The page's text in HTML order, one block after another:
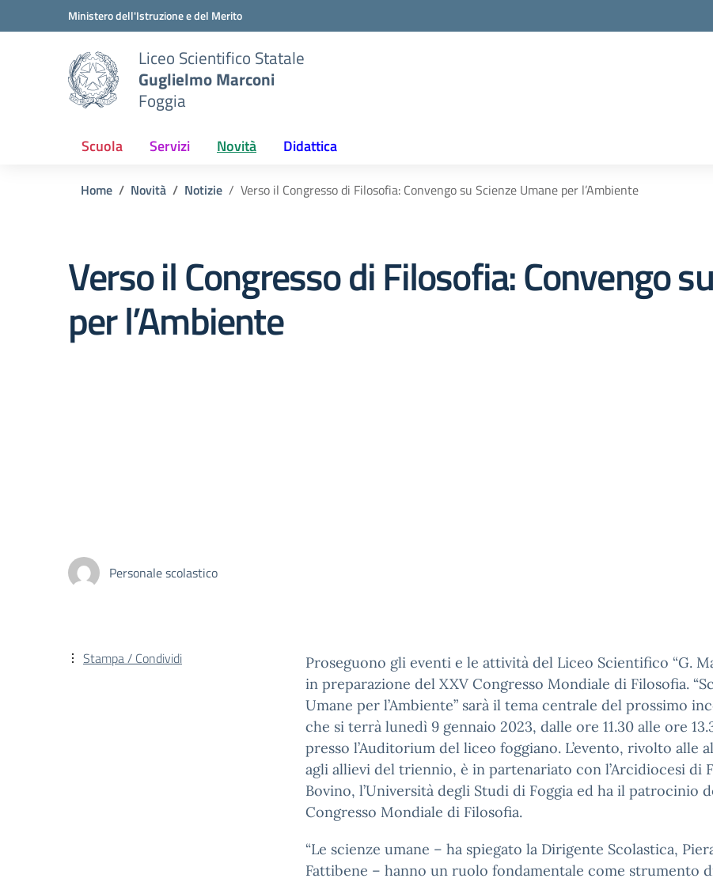
Vai ai contenuti
Vai al menu di navigazioneMinistero dell'Istruzione e del Merito
Liceo Scientifico Statale
Guglielmo Marconi
Foggia
Scuola Servizi Novità Didattica
Home Novità Notizie Verso il Congresso di Filosofia: Convengo su Scienze Umane per l’Ambiente
Verso il Congresso di Filosofia: Convengo
per l’Ambiente
Personale scolastico
Proseguono gli eventi e le attività del Liceo Scientifico “G.
in preparazione del XXV Congresso Mondiale di Filosofia.
Umane per l’Ambiente” sarà il tema centrale del prossimo
che si terrà lunedì 9 gennaio 2023, dalle ore 11.30 alle ore
presso l’Auditorium del liceo foggiano. L’evento, rivolto alle
agli allievi del triennio, è in partenariato con l’Arcidiocesi di
Bovino, l’Università degli Studi di Foggia ed ha il patrocinio
Congresso Mondiale di Filosofia.
“Le scienze umane – ha spiegato la Dirigente Scolastica,
Fattibene – hanno un ruolo fondamentale come strumento
Stampa / Condividi